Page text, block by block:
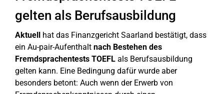
gelten als Berufsausbildung
Aktuell hat das Finanzgericht Saarland bestätigt, dass
ein Au-pair-Aufenthalt nach Bestehen des
Fremdsprachentests TOEFL als Berufsausbildung
gelten kann. Eine Bedingung dafür wurde aber
besonders betont: Auch wenn der Erwerb von